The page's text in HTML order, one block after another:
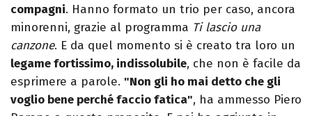
compagni. Hanno formato un trio per caso, ancora
minorenni, grazie al programma Ti lascio una
canzone. E da quel momento si è creato tra loro un
legame fortissimo, indissolubile, che non è facile da
esprimere a parole. "Non gli ho mai detto che gli
voglio bene perché faccio fatica", ha ammesso Piero